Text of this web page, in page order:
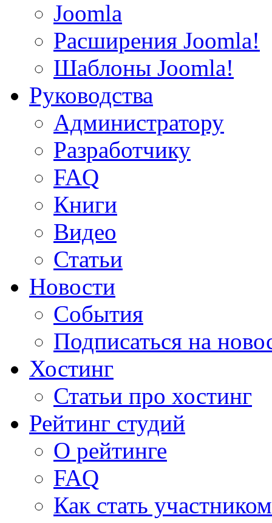
Joomla
Расширения Joomla!
Шаблоны Joomla!
Руководства
Администратору
Разработчику
FAQ
Книги
Видео
Статьи
Новости
События
Подписаться на
Хостинг
Статьи про хостинг
Рейтинг студий
О рейтинге
FAQ
Как стать участником